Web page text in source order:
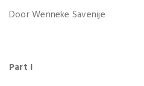
Door Wenneke Savenije
Part I